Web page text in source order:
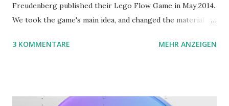
Freudenberg published their Lego Flow Game in May 2014.
We took the game's main idea, and changed the material.
Rejchtman's Ubongo Game. These are the instructions of
3 KOMMENTARE MEHR ANZEIGEN